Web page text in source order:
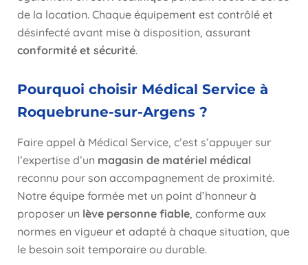
de la location. Chaque équipement est contrôlé et
désinfecté avant mise à disposition, assurant
conformité et sécurité.
Pourquoi choisir Médical Service à
Roquebrune-sur-Argens ?
Faire appel à Médical Service, c’est s’appuyer sur
l’expertise d’un magasin de matériel médical
reconnu pour son accompagnement de proximité.
Notre équipe formée met un point d’honneur à
proposer un lève personne fiable, conforme aux
normes en vigueur et adapté à chaque situation, que
le besoin soit temporaire ou durable.